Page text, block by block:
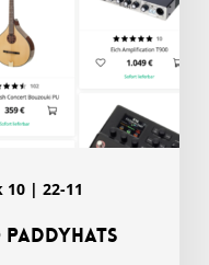
10 | 22-11